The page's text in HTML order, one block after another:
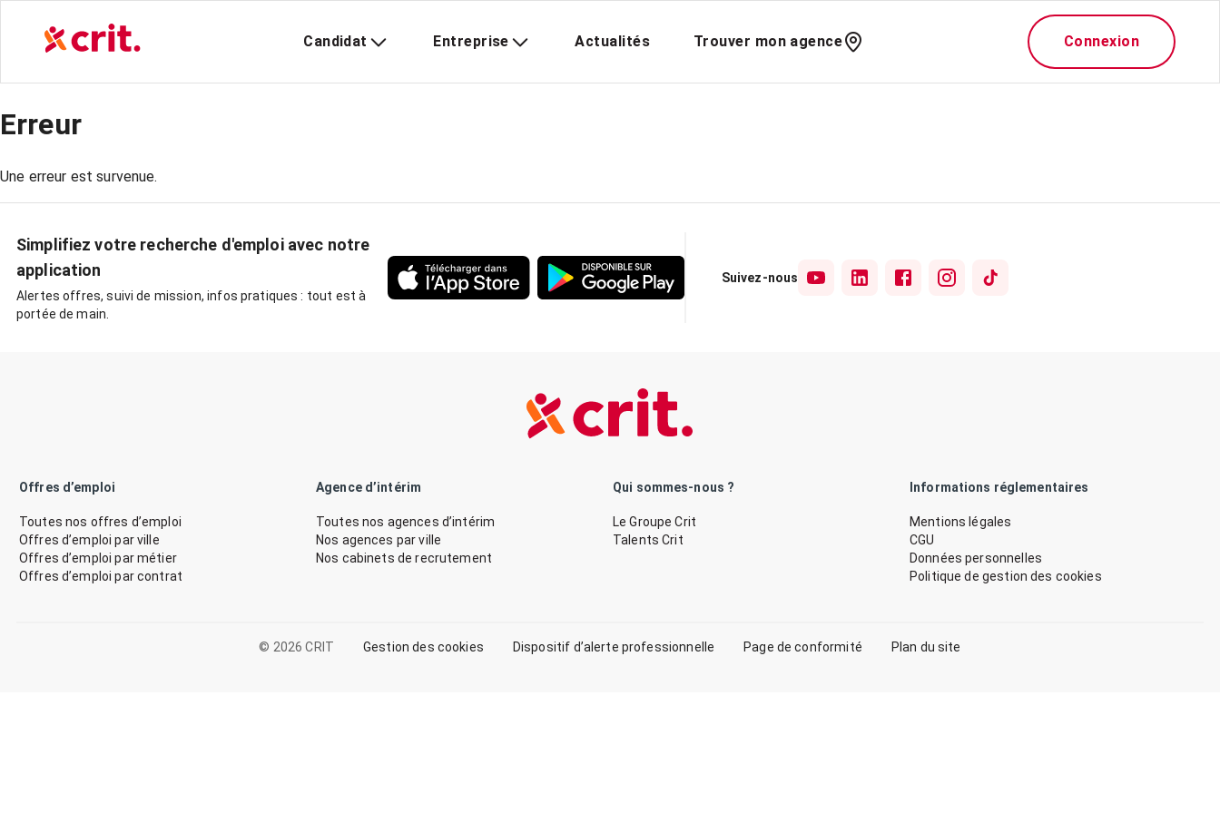
Candidat Entreprise Actualités Trouver mon agence Connexion
Erreur
Une erreur est survenue.
Simplifiez votre recherche d'emploi avec notre
application
Alertes offres, suivi de mission, infos pratiques : tout est à
portée de main.
Suivez-nous
Offres d’emploi
Toutes nos offres d’emploi
Offres d’emploi par ville
Offres d’emploi par métier
Offres d’emploi par contrat
Agence d’intérim
Toutes nos agences d’intérim
Nos agences par ville
Nos cabinets de recrutement
Qui sommes-nous ?
Le Groupe Crit
Talents Crit
Informations réglementaires
Mentions légales
CGU
Données personnelles
Politique de gestion des cookies
© 2026 CRIT Gestion des cookies Dispositif d’alerte professionnelle Page de conformité Plan du site